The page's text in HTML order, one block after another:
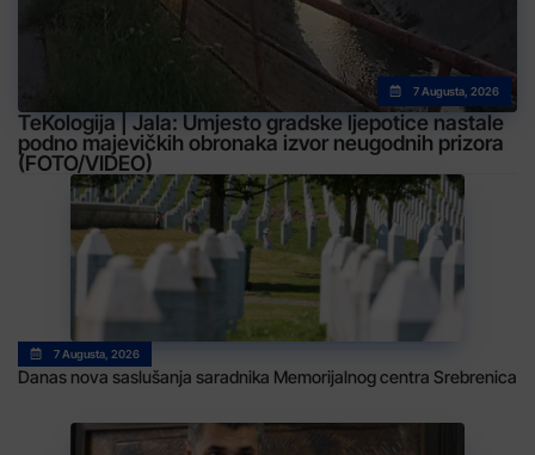
7 Augusta, 2026
TeKologija | Jala: Umjesto gradske ljepotice nastale
podno majevičkih obronaka izvor neugodnih prizora
(FOTO/VIDEO)
7 Augusta, 2026
Danas nova saslušanja saradnika Memorijalnog centra Srebrenica